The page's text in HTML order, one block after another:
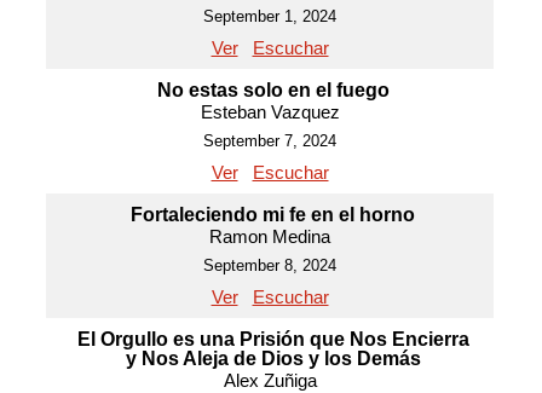
September 1, 2024
Ver Escuchar
No estas solo en el fuego
Esteban Vazquez
September 7, 2024
Ver Escuchar
Fortaleciendo mi fe en el horno
Ramon Medina
September 8, 2024
Ver Escuchar
El Orgullo es una Prisión que Nos Encierra
y Nos Aleja de Dios y los Demás
Alex Zuñiga